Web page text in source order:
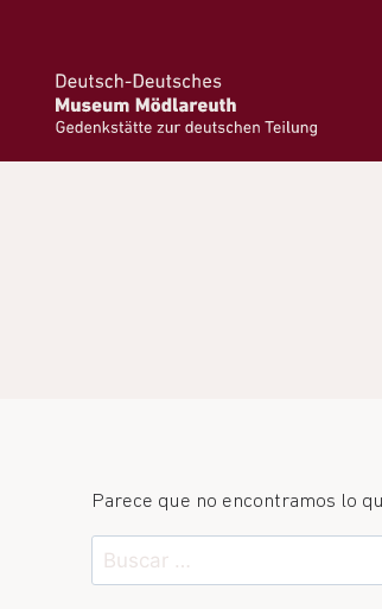
Parece que no encontramos lo